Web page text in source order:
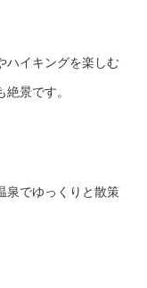
ハイキングを楽しむ
景です。
泉でゆっくりと散策